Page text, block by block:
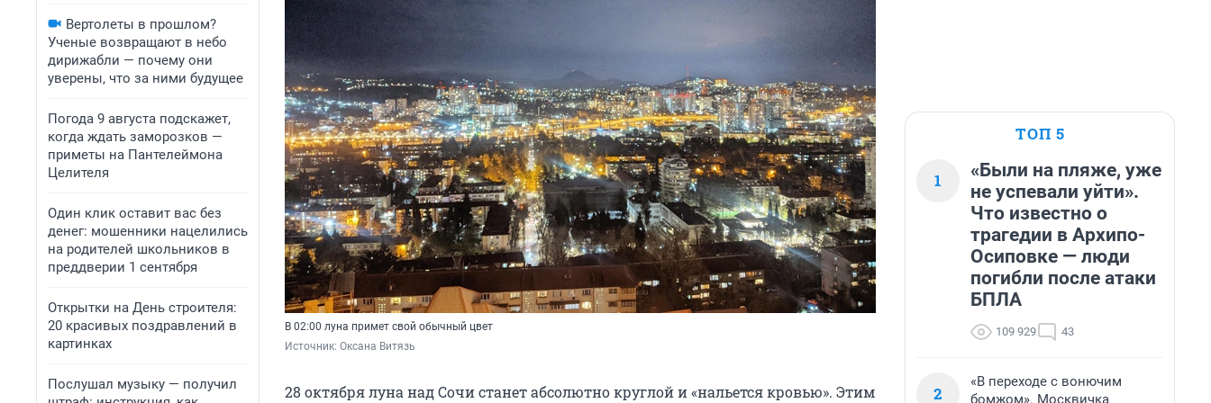
Вертолеты в прошлом?
Ученые возвращают в небо
дирижабли — почему они
уверены, что за ними будущее
Погода 9 августа подскажет,
когда ждать заморозков —
приметы на Пантелеймона
Целителя
Один клик оставит вас без
денег: мошенники нацелились
на родителей школьников в
преддверии 1 сентября
Открытки на День строителя:
20 красивых поздравлений в
картинках
Послушал музыку — получил
В 02:00 луна примет свой обычный цвет
Источник: Оксана Витязь
28 октября луна над Сочи станет абсолютно круглой и «нальется кровью». Этим
ТОП 5
1
«Были на пляже, уже
не успевали уйти».
Что известно о
трагедии в Архипо-
Осиповке — люди
погибли после атаки
БПЛА
109 929 43
2
«В переходе с вонючим
бомжом». Москвичка